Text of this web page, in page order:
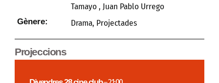
Tamayo , Juan Pablo Urrego
Gènere: Drama, Projectades
Projeccions